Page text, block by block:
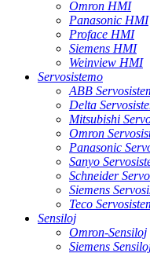
Omron HMI
Panasonic HMI
Proface HMI
Siemens HMI
Weinview HMI
Servosistemo
ABB
Delta
Mitsubishi
Omron
Panasonic
Sanyo
Schneider
Siemens
Teco
Sensiloj
Omron-Sensiloj
Siemens